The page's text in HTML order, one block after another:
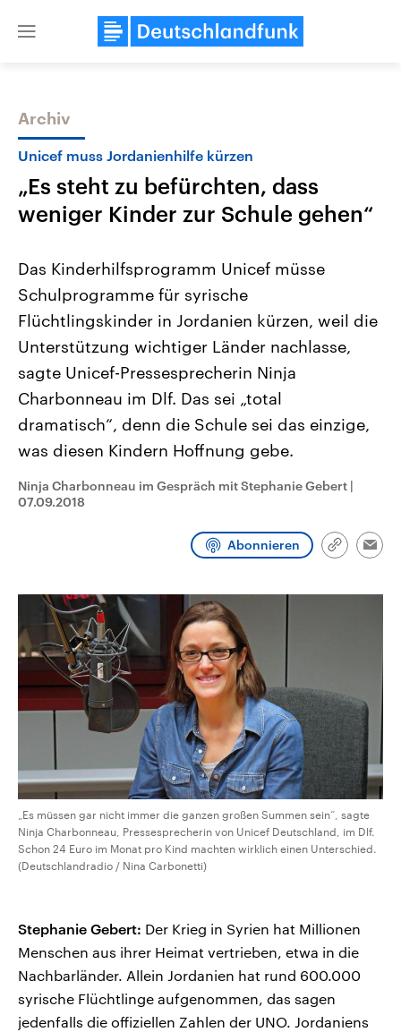
Close
Themen
Landtagswahl Sachsen-Anhalt
2026
Alle Informationen
Sachsen-Anhalt wählt am 6.
September 2026 einen neuen
Landtag. Seit 2021 wird das
Bundesland von einer Koalition aus
Umfragen, Prognosen,
Wahlprogramme, aktuelle Berichte
und Hintergründe zu den Parteien
Wahl.
USA
Aktuelle Beiträge,
Hintergründe
Wirtschaftlich und
gehören die Vereinigten
den mächtigsten Ländern
mit großem Einfluss auf
Sendungen Programm Podcasts
Audio-Archiv
Archiv
Unicef muss Jordanienhilfe kürzen
„Es steht zu befürchten, dass
weniger Kinder zur Schule gehen“
Das Kinderhilfsprogramm Unicef müsse
Schulprogramme für syrische
Flüchtlingskinder in Jordanien kürzen, weil die
Unterstützung wichtiger Länder nachlasse,
sagte Unicef-Pressesprecherin Ninja
Charbonneau im Dlf. Das sei „total
dramatisch“, denn die Schule sei das einzige,
was diesen Kindern Hoffnung gebe.
Ninja Charbonneau im Gespräch mit Stephanie Gebert |
07.09.2018
Abonnieren
Link
„Es müssen gar nicht immer die ganzen großen Summen sein“, sagte
Ninja Charbonneau, Pressesprecherin von Unicef Deutschland, im Dlf.
Schon 24 Euro im Monat pro Kind machten wirklich einen Unterschied.
(Deutschlandradio / Nina Carbonetti)
Stephanie Gebert: Der Krieg in Syrien hat Millionen
Menschen aus ihrer Heimat vertrieben, etwa in die
Nachbarländer. Allein Jordanien hat rund 600.000
syrische Flüchtlinge aufgenommen, das sagen
jedenfalls die offiziellen Zahlen der UNO. Jordaniens